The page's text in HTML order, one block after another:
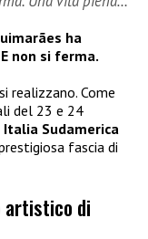
ha
non si ferma.
realizzano. Come
del 23 e 24
Italia Sudamerica
fascia di
artistico di